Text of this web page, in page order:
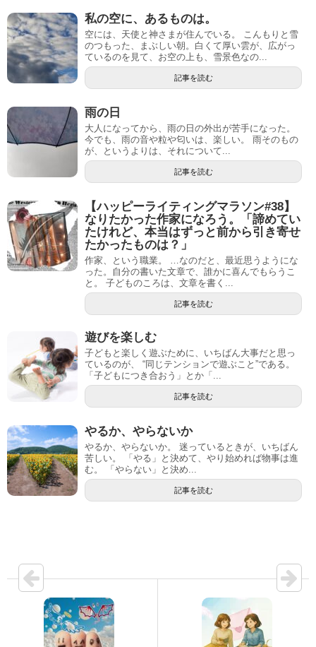
私の空に、あるものは。
空には、天使と神さまが住んでいる。 こんもりと雪
のつもった、まぶしい朝。白くて厚い雲が、広がっ
ているのを見て、お空の上も、雪景色なの...
記事を読む
雨の日
大人になってから、雨の日の外出が苦手になった。
今でも、雨の音や粒や匂いは、楽しい。 雨そのもの
が、というよりは、それについて...
記事を読む
【ハッピーライティングマラソン#38】
なりたかった作家になろう。「諦めてい
たけれど、本当はずっと前から引き寄せ
たかったものは？」
作家、という職業。 …なのだと、最近思うようにな
った。自分の書いた文章で、誰かに喜んでもらうこ
と。 子どものころは、文章を書く...
記事を読む
遊びを楽しむ
子どもと楽しく遊ぶために、いちばん大事だと思っ
ているのが、 “同じテンションで遊ぶこと”である。
「子どもにつき合おう」とか「...
記事を読む
やるか、やらないか
やるか、やらないか。 迷っているときが、いちばん
苦しい。 「やる」と決めて、やり始めれば物事は進
む。 「やらない」と決め...
記事を読む